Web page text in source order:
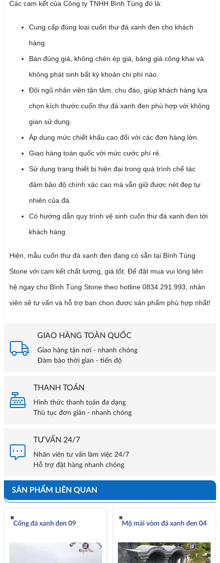
Các cam kết của Công ty TNHH Bình Tùng đó là:
Cung cấp đúng loại cuốn thư đá xanh đen cho khách
hàng.
Bán đúng giá, không chèn ép giá, bảng giá công khai và
không phát sinh bất kỳ khoản chi phí nào.
Đội ngũ nhân viên tận tâm, chu đáo, giúp khách hàng lựa
chọn kích thước cuốn thư đá xanh đen phù hợp với không
gian sử dụng.
Áp dụng mức chiết khấu cao đối với các đơn hàng lớn.
Giao hàng toàn quốc với mức cước phí rẻ.
Sử dụng trang thiết bị hiện đại trong quá trình chế tác
đảm bảo độ chính xác cao mà vẫn giữ được nét đẹp tự
nhiên của đá.
Có hướng dẫn quy trình vệ sinh cuốn thư đá xanh đen tới
khách hàng.
Hiện, mẫu cuốn thư đá xanh đen đang có sẵn tại Bình Tùng
Stone với cam kết chất lượng, giá tốt. Để đặt mua vui lòng liên
hệ ngay cho Bình Tùng Stone theo hotline 0834.291.993, nhân
viên sẽ tư vấn và hỗ trợ bạn chọn được sản phẩm phù hợp nhất!
GIAO HÀNG TOÀN QUỐC
Giao hàng tận nơi - nhanh chóng
Đảm bảo thời gian - tiến độ
THANH TOÁN
Hình thức thanh toán đa dạng
Thủ tục đơn giản - nhanh chóng
TƯ VẤN 24/7
Nhân viên tư vấn làm việc 24/7
Hỗ trợ đặt hàng nhanh chóng
SẢN PHẨM LIÊN QUAN
Cổng đá xanh đen 09 Mộ mái vòm đá xanh đen 04